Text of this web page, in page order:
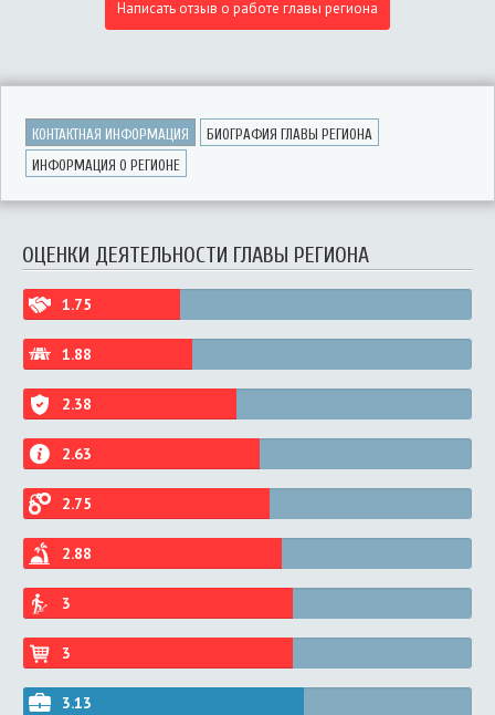
Написать отзыв о работе главы региона
КОНТАКТНАЯ ИНФОРМАЦИЯ
БИОГРАФИЯ ГЛАВЫ РЕГИОНА
ИНФОРМАЦИЯ О РЕГИОНЕ
ОЦЕНКИ ДЕЯТЕЛЬНОСТИ ГЛАВЫ РЕГИОНА
1.75
1.88
2.38
2.63
2.75
2.88
3
3
3.13